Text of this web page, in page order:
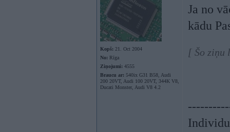
Kopš: 21. Oct 2004
No: Rīga
Ziņojumi: 4555
Braucu ar: 540ix G31 B58, Audi
200 20VT, Audi 100 20VT, 344K V8,
Ducati Monster, Audi V8 4.2
Ja no
kādu
[ Šo ziņu